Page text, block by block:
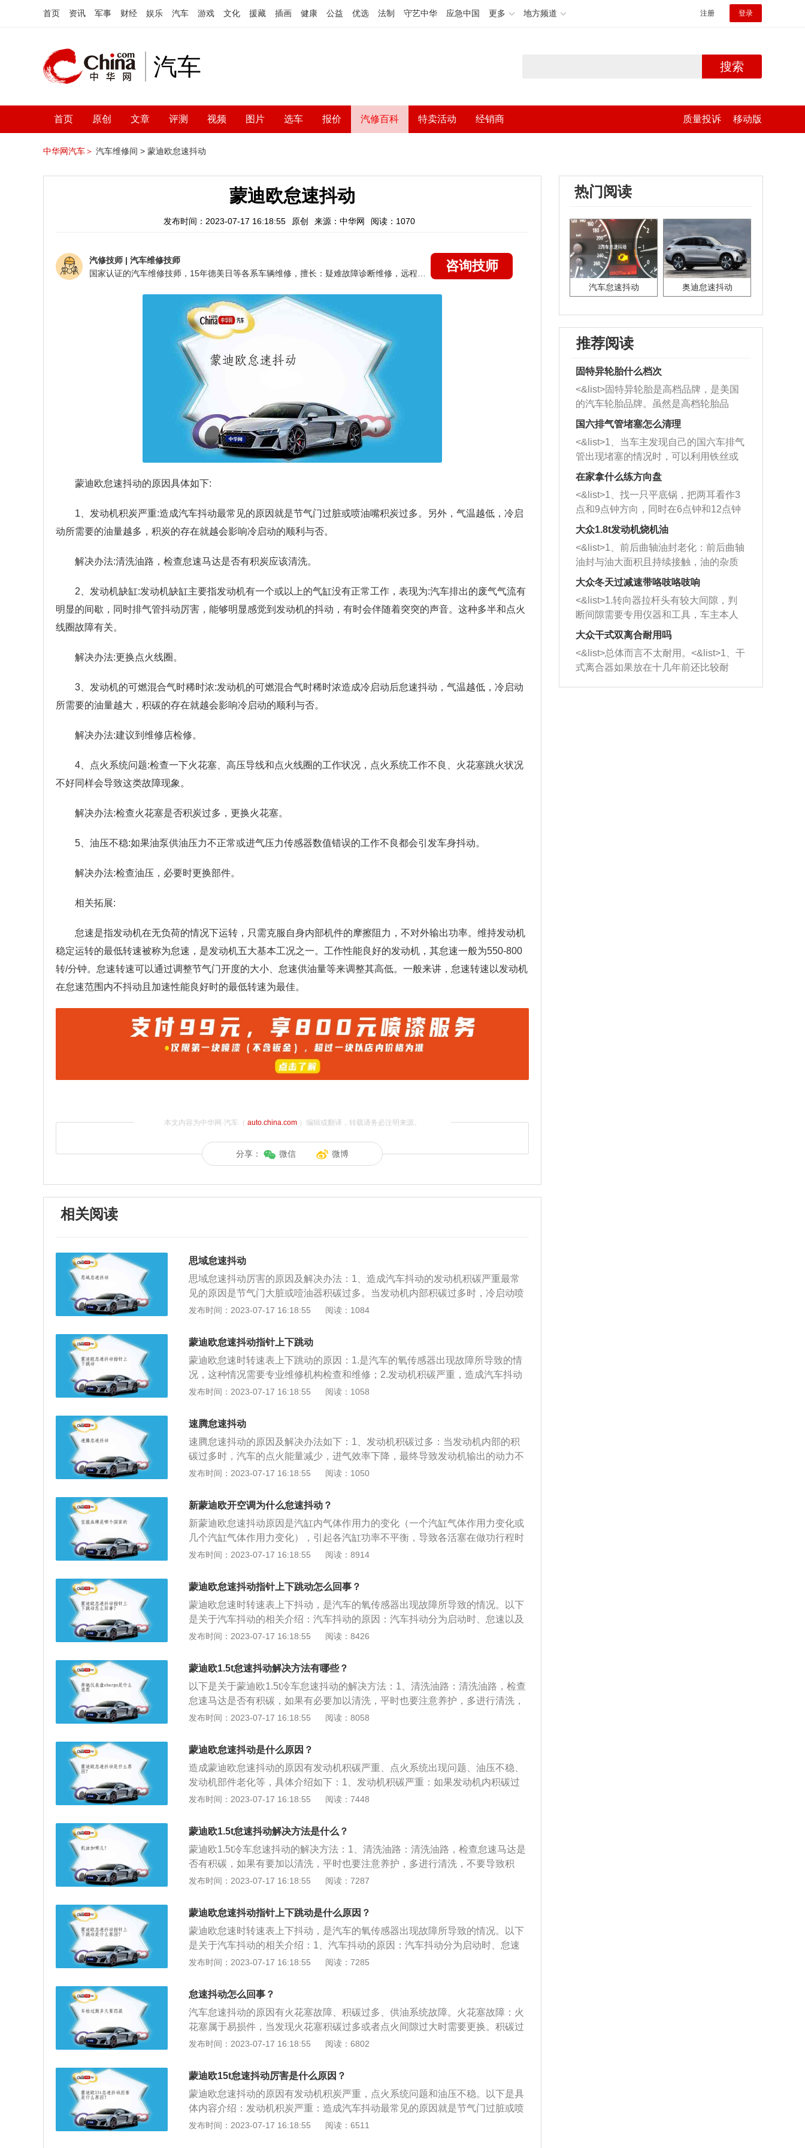
首页 资讯 军事 财经 娱乐 汽车 游戏 文化 援藏 插画 健康 公益 优选 法制 守艺中华 应急中国 更多 地方频道 注册 登录
汽车 搜索
首页 原创 文章 评测 视频 图片 选车 报价 汽修百科 特卖活动 经销商 质量投诉 移动版
中华网汽车＞ 汽车维修间 > 蒙迪欧怠速抖动
蒙迪欧怠速抖动
发布时间：2023-07-17 16:18:55 原创 来源：中华网 阅读：1070
汽修技师 | 汽车维修技师
咨询技师
蒙迪欧怠速抖动的原因具体如下:
1、发动机积炭严重:造成汽车抖动最常见的原因就是节气门过脏或喷油嘴积炭过多。另外，气温越低，冷启
动所需要的油量越多，积炭的存在就越会影响冷启动的顺利与否。
解决办法:清洗油路，检查怠速马达是否有积炭应该清洗。
2、发动机缺缸:发动机缺缸主要指发动机有一个或以上的气缸没有正常工作，表现为:汽车排出的废气气流有
明显的间歇，同时排气管抖动厉害，能够明显感觉到发动机的抖动，有时会伴随着突突的声音。这种多半和点火
线圈故障有关。
解决办法:更换点火线圈。
3、发动机的可燃混合气时稀时浓:发动机的可燃混合气时稀时浓造成冷启动后怠速抖动，气温越低，冷启动
所需要的油量越大，积碳的存在就越会影响冷启动的顺利与否。
解决办法:建议到维修店检修。
4、点火系统问题:检查一下火花塞、高压导线和点火线圈的工作状况，点火系统工作不良、火花塞跳火状况
不好同样会导致这类故障现象。
解决办法:检查火花塞是否积炭过多，更换火花塞。
5、油压不稳:如果油泵供油压力不正常或进气压力传感器数值错误的工作不良都会引发车身抖动。
解决办法:检查油压，必要时更换部件。
相关拓展:
怠速是指发动机在无负荷的情况下运转，只需克服自身内部机件的摩擦阻力，不对外输出功率。维持发动机
稳定运转的最低转速被称为怠速，是发动机五大基本工况之一。工作性能良好的发动机，其怠速一般为550-800
转/分钟。怠速转速可以通过调整节气门开度的大小、怠速供油量等来调整其高低。一般来讲，怠速转速以发动机
在怠速范围内不抖动且加速性能良好时的最低转速为最佳。
本文内容为中华网·汽车（ auto.china.com）编辑或翻译，转载请务必注明来源。
分享： 微信 微博
相关阅读
思域怠速抖动
思域怠速抖动厉害的原因及解决办法：1、造成汽车抖动的发动机积碳严重最常
见的原因是节气门大脏或噎油器积碳过多。当发动机内部积碳过多时，冷启动喷
油头喷出的汽油会被大量积碳吸收，造成冷启动混合气过稀，启动困难，在这种
上的汽油会被发动机的真空吸力吸入气缸内燃烧，使温合气变浓，发动机可燃是
合气变稀变浓，造成冷启动；解决办法：在这种情况下，应清洗油路，如果有积
碳，应立即清洗空转电机；2、点火系统的问题检查火花塞、高压线和点火线圈
的工作条件。点火系统不良和火花塞点火不良也会导致此类故障；解决办法：此
时，检查火花赛是否积碳过多，并更换火花塞；3、发动机零部件老化汽车的发
器系统，发动机脚负责吸收发动机运转时的轻微振动，如果发动机底座有问题，
这些振动会传递到方向盘和驾驶室，造成总速时的振动；解决办法：建议车主去
4S店或修理厂进行发动机脚的检测或维修，车主个人无法解决此问题或容易使汽
进气压力传感器数值错误，工作不良，会造成发动机抖动；解决办法：建议车主
发布时间：2023-07-17 16:18:55 阅读：1084
蒙迪欧怠速抖动指针上下跳动
蒙迪欧怠速时转速表上下跳动的原因：1.是汽车的氧传感器出现故障所导致的情
况，这种情况需要专业维修机构检查和维修；2.发动机积碳严重，造成汽车抖动
最常见的原因就是节气门过脏或喷油嘴积炭过多。当发动机内部的积碳过多时，
动困难，这种状况下，只有等到积碳吸收的汽油饱和，才容易着车，着车后吸附
在积碳上的汽油又会被发动机的真空吸力吸入汽缸内燃烧，又使混合气变浓，发
动机的可燃混合气时稀时浓，造成冷启动后怠速抖动。气温越低，冷启动所需要
的油量越大，积碳的存在就越会影响冷启动的顺利与否。这种情况需要清洗油
路，检查怠速马达是否有积碳应该清洗；3.点火系统问题，检查一下火花塞、高
导致这类故障现象。解决办法有检查火花塞是否积碳过多，更换火花塞；4.油压
不稳，如果已经清理过发动机积碳、洗过节气门、换过油垫以及火花塞等，仍然
发现怠速时车身抖动，建议您到4S店检查燃油供油压力以及进气压力传感器等是
发车身抖动。解决办法有检查油压，必要时更换部件；5.发动机部件老化汽车抖
脚负责吸收发动机在运转时候的细微抖动，如果引擎脚出现问题，这些震动就会
传到方向盘、驾驶室内，造成怠速时发生抖动。解决办法有更换部件。
发布时间：2023-07-17 16:18:55 阅读：1058
速腾怠速抖动
速腾怠速抖动的原因及解决办法如下：1、发动机积碳过多：当发动机内部的积
碳过多时，汽车的点火能量减少，进气效率下降，最终导致发动机输出的动力不
稳定，怠速抖动，加速无力。解决办法：清洗节气门和油路，清理积碳。2、点
进行更换。解决办法：更换火花塞即可。3、燃油的品质不好：品质不好的机油
会对发动机产生损伤。解决办法：需要及时更换机油。4、怠速控制阀故障：电
喷发动机的的怠速运行大都是由怠速控制阀来控制的，ECU会根据发动机的转
速、温度、节气门开关等信号，会对怠速控制阀的开启进行控制，从而来维持发
动机怠速的稳定。一旦出现故障，就会使得进气量分配不均，发动机怠速时动力
德国汽车血统和精湛的制造技术赢得了国内消费者的青睐。该车采用独立悬挂结
构，并配有ea211发动机。它的设计融合了新一代的大众汽车产品，内饰以黑白
灰搭配为主，简约时尚耐看。新款速腾采用的是7挡双离合变速箱，给予车主舒
发布时间：2023-07-17 16:18:55 阅读：1050
新蒙迪欧开空调为什么怠速抖动？
新蒙迪欧怠速抖动原因是汽缸内气体作用力的变化（一个汽缸气体作用力变化或
几个汽缸气体作用力变化），引起各汽缸功率不平衡，导致各活塞在做功行程时
的水平方向分力不一致，出现对发动机横向摇倒的力矩不平衡，从而产生发动机
度正常、油、电路无故障时进行调整。怠速的定义：是指发动机在无负荷的情况
下运转，只需克服自身内部机件的摩擦阻力，不对外输出功率。
发布时间：2023-07-17 16:18:55 阅读：8914
蒙迪欧怠速抖动指针上下跳动怎么回事？
蒙迪欧怠速时转速表上下抖动，是汽车的氧传感器出现故障所导致的情况。以下
是关于汽车抖动的相关介绍：汽车抖动的原因：汽车抖动分为启动时、怠速以及
高速行驶，启动时抖动主要是因为燃料燃烧不充分，造成汽车的动力不足，点火
动力，火花塞的极点间隙逐渐变大，导致点火能量下降，燃油雾化不好。汽车怠
速出现抖动情况的介绍：冷启动和热车启动汽车抖动的原因很多，除了说到的燃
料燃烧不充分，还有可能是因为发动机水温不正常、缸压低、喷油嘴堵塞等，如
果汽车出现启动抖动，那么建议车主及时到4S店进行检修。
发布时间：2023-07-17 16:18:55 阅读：8426
蒙迪欧1.5t怠速抖动解决方法有哪些？
以下是关于蒙迪欧1.5t冷车怠速抖动的解决方法：1、清洗油路：清洗油路，检查
怠速马达是否有积碳，如果有必要加以清洗，平时也要注意养护，多进行清洗，
不要导致积碳。2、更换火花塞：如果火花塞积碳过多，可以将火花塞拆除清
应部件：对于油压不稳导致的怠速抖动问题，需要排查出供油系统漏点，必要时
更换相应部件。
发布时间：2023-07-17 16:18:55 阅读：8058
蒙迪欧怠速抖动是什么原因？
造成蒙迪欧怠速抖动的原因有发动机积碳严重、点火系统出现问题、油压不稳、
发动机部件老化等，具体介绍如下：1、发动机积碳严重：如果发动机内积碳过
多，车辆会出现发动机工作状态不佳、油耗增高甚至启动困难的症状，久而久之
如长时间怠速、猛踩油门猛刹车、油品质量太差、高档低速行驶、没有定期保养
等。2、点火系统出现问题：当汽车的电弧系统的点火线圈的某些元件或者是线
路出现断路或者是短路，一次电流过小，二次电压过低，点火提前调节失败等故
障时，都会导致发动机运转出现不平稳的状态使得其加速性能变坏，动力性和燃
油经济性变差，也会产生怠速抖动的问题。3、油压不稳：造成发动机油压不稳
或其零部件磨损超标等。如果发动机持续在机油压力过低的条件下运转，情况严
重时可能会造成发动机“烧瓦”，此时发动机将不能启动，需进行刮瓦或换瓦。
发布时间：2023-07-17 16:18:55 阅读：7448
蒙迪欧1.5t怠速抖动解决方法是什么？
蒙迪欧1.5t冷车怠速抖动的解决方法：1、清洗油路：清洗油路，检查怠速马达是
否有积碳，如果有要加以清洗，平时也要注意养护，多进行清洗，不要导致积
碳。2、更换火花塞：如果火花塞积碳过多，可以将火花塞拆除清洗，如有必要
油压不稳导致的怠速抖动问题，需要排查出供油系统漏点，必要时更换相应部
件。
发布时间：2023-07-17 16:18:55 阅读：7287
蒙迪欧怠速抖动指针上下跳动是什么原因？
蒙迪欧怠速时转速表上下抖动，是汽车的氧传感器出现故障所导致的情况。以下
是关于汽车抖动的相关介绍：1、汽车抖动的原因：汽车抖动分为启动时、怠速
以及高速行驶，启动时抖动主要是因为燃料燃烧不充分，造成汽车的动力不足，
满足动力，火花塞的极点间隙逐渐变大，导致点火能量下降，燃油雾化不好。
2、汽车怠速出现抖动情况的介绍：冷启动和热车启动汽车抖动的原因很多，除
了说到的燃料燃烧不充分，还有可能是因为发动机水温不正常、缸压低、喷油嘴
堵塞等，如果汽车出现启动抖动，那么建议车主及时到4S店进行检修。
发布时间：2023-07-17 16:18:55 阅读：7285
怠速抖动怎么回事？
汽车怠速抖动的原因有火花塞故障、积碳过多、供油系统故障。火花塞故障：火
花塞属于易损件，当发现火花塞积碳过多或者点火间隙过大时需要更换。积碳过
多：汽车在使用过程中出现怠速抖动的情况是汽车积碳导致的。发动机运行时，
时高时低，在车辆冷启动时最明显。建议驾驶员在日常开车时确保节气门的洁净
程度。供油系统故障：汽车供油系统出现故障，会造成混合气体浓度不稳定，车
辆怠速时就会出现抖动，需要及时检查汽车的汽油滤清器。
发布时间：2023-07-17 16:18:55 阅读：6802
蒙迪欧15t怠速抖动厉害是什么原因？
蒙迪欧怠速抖动的原因有发动机积炭严重，点火系统问题和油压不稳。以下是具
体内容介绍：发动机积炭严重：造成汽车抖动最常见的原因就是节气门过脏或喷
油嘴积炭过多。另外，气温越高，冷启动所需要的油量越多，积炭的存在就越会
发布时间：2023-07-17 16:18:55 阅读：6511
热门阅读
汽车怠速抖动 奥迪怠速抖动
推荐阅读
固特异轮胎什么档次
<&list>固特异轮胎是高档品牌，是美国
的汽车轮胎品牌。虽然是高档轮胎品
牌，但是中高低端的轮胎都有生产，这
也是为了更好的开拓市场。
国六排气管堵塞怎么清理
<&list>1、当车主发现自己的国六车排气
管出现堵塞的情况时，可以利用铁丝或
者是细棍，直接将杂物给取出来，如果
堵塞情况比较严重，也可以采取应急措
施。 <&list>2、直接利用木棍将所有的
杂物推到排气管里面的位置处，然后将
三元催化器拆解开，就可以将堵塞的东
西取出来。但如果是因为积碳过多引起
的堵塞，就需要将三元催化器泡在草酸
洗剂对堵塞的情况得到解决，将清洗剂
放在燃油箱中，与燃油混合后，车辆启
动时，就可以和汽油一起进入到燃烧
室，最后形成废气排出，就可以让三元
催化器得到清洗，排气管堵塞的情况就
能够得到解决。
在家拿什么练方向盘
<&list>1、找一只平底锅，把两耳看作3
点和9点钟方向，同时在6点钟和12点钟
方向做一个标记。 <&list>2、双手握住
一圈半的练习，往右同样也要打相同的
圈数。 <&list>3、最后强调要反复练
习，这样就可以形成肌肉记忆，在真实
驾驶车辆时，不需要记忆也能打好方
向。
大众1.8t发动机烧机油
<&list>1、前后曲轴油封老化：前后曲轴
油封与油大面积且持续接触，油的杂质
和发动机内持续温度变化使其密封效果
逐渐减弱，导致渗油或漏油。<&list>2、
活塞间隙过大：积碳会使活塞环与缸体
的间隙扩大，导致机油流入燃烧室中，
造成烧机油。<&list>3、机油粘度。使用
机油粘度过小的话，同样会有烧机油现
象，机油粘度过小具有很好的流动性，
大众冬天过减速带咯吱咯吱响
<&list>1.转向器拉杆头有较大间隙，判
断间隙需要专用仪器和工具，车主本人
无法制作，需要将车辆送到修理厂或4s
店；<&list>2.车辆半轴套管防尘罩破
裂，破裂后会出现漏油现象，使半轴磨
损严重，磨损的半轴容易损坏，产生异
响；<&list>3.稳定器的转向胶套和球头
大众干式双离合耐用吗
<&list>总体而言不太耐用。<&list>1、干
式离合器如果放在十几年前还比较耐